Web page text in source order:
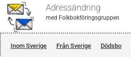
Adressändring
med Folkbokföringsgruppen
Inom Sverige Från Sverige Dödsbo